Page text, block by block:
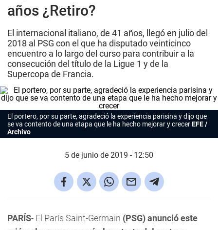
años ¿Retiro?
El internacional italiano, de 41 años, llegó en julio del
2018 al PSG con el que ha disputado veinticinco
encuentro a lo largo del curso para contribuir a la
consecución del título de la Ligue 1 y de la
Supercopa de Francia.
El portero, por su parte, agradeció la experiencia parisina y dijo que
se va contento de una etapa que le ha hecho mejorar y crecerEFE /
Archivo
5 de junio de 2019 - 12:50
PARÍS- El París Saint-Germain (PSG) anunció este